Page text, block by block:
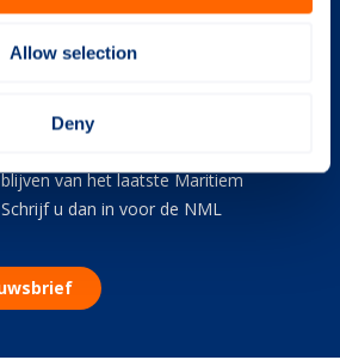
Allow selection
Deny
3011XB
Rotterdam
van het laatste Maritiem
u dan in voor de NML